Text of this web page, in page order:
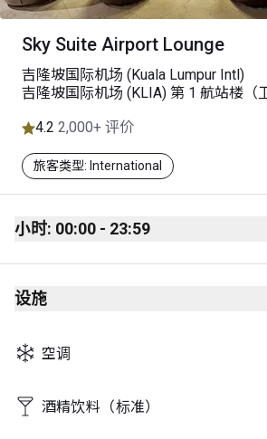
Sky Suite Airport Lounge
吉隆坡国际机场 (Kuala Lumpur Intl)
吉隆坡国际机场 (KLIA) 第 1 航站楼（
4.2 2,000+ 评价
旅客类型: International
小时: 00:00 - 23:59
Monday
Tuesday
Thursday
Friday
设施
空调
酒精饮料（标准）